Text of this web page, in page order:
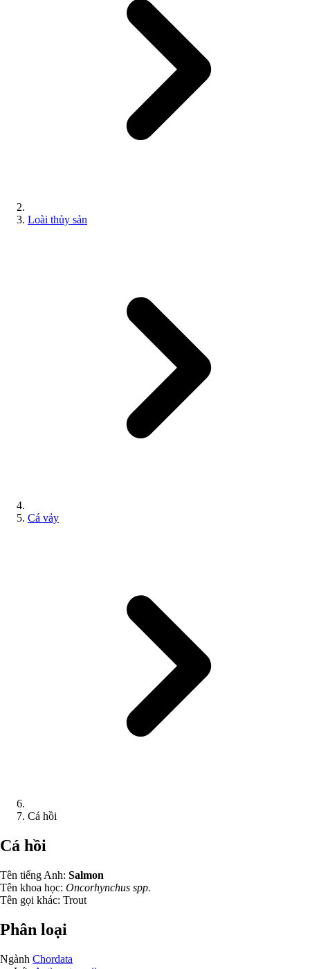
Loài thủy sản
Cá vảy
Cá hồi
Cá hồi
Tên tiếng Anh: Salmon
Tên khoa học: Oncorhynchus spp.
Tên gọi khác: Trout
Phân loại
Ngành Chordata